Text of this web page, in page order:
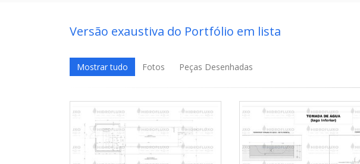
Versão exaustiva do Portfólio em lista
Mostrar tudo Fotos Peças Desenhadas